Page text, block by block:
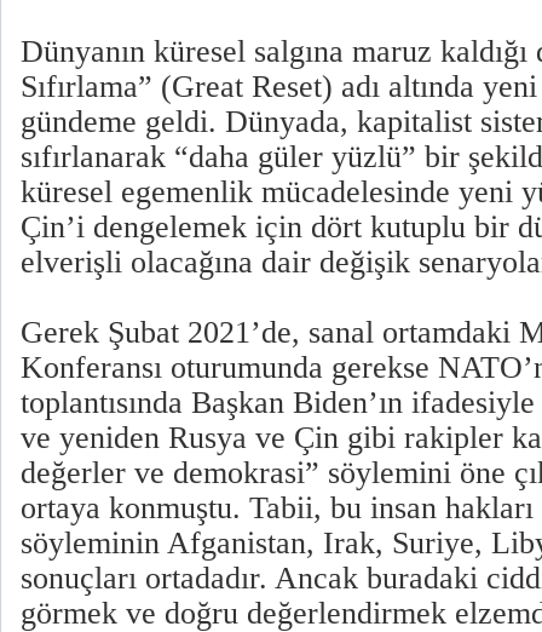
Dünyanın küresel salgına maruz
Sıfırlama” (Great Reset) adı altında
gündeme geldi. Dünyada, kapitalist
sıfırlanarak “daha güler yüzlü” bir
küresel egemenlik mücadelesinde yeni
Çin’i dengelemek için dört kutuplu bir
elverişli olacağına dair değişik
Gerek Şubat 2021’de, sanal ortamdaki
Konferansı oturumunda gerekse
toplantısında Başkan Biden’ın
ve yeniden Rusya ve Çin gibi rakipler
değerler ve demokrasi” söylemini öne
ortaya konmuştu. Tabii, bu insan
söyleminin Afganistan, Irak, Suriye,
sonuçları ortadadır. Ancak buradaki
görmek ve doğru değerlendirmek